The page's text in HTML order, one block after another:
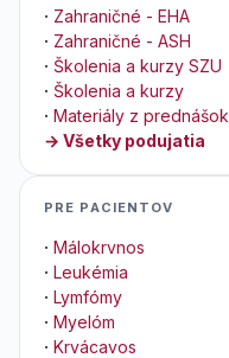
· Zahraničné - EHA
· Zahraničné - ASH
· Školenia a kurzy SZU
· Školenia a kurzy
· Materiály z prednášok
→ Všetky podujatia
PRE PACIENTOV
· Málokrvnos
· Leukémia
· Lymfómy
· Myelóm
· Krvácavos